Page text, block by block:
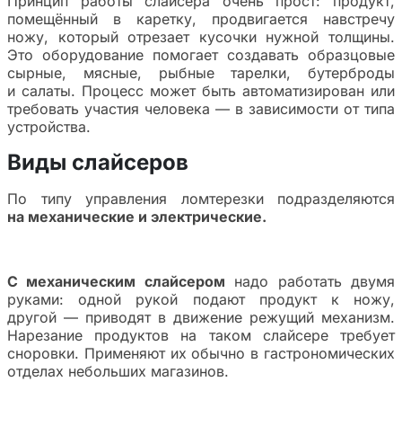
помещённый в каретку, продвигается навстречу
ножу, который отрезает кусочки нужной толщины.
Это оборудование помогает создавать образцовые
сырные, мясные, рыбные тарелки, бутерброды
и салаты. Процесс может быть автоматизирован или
требовать участия человека — в зависимости от типа
устройства.
Виды слайсеров
По типу управления ломтерезки подразделяются
на механические и электрические.
С механическим слайсером надо работать двумя
руками: одной рукой подают продукт к ножу,
другой — приводят в движение режущий механизм.
Нарезание продуктов на таком слайсере требует
сноровки. Применяют их обычно в гастрономических
отделах небольших магазинов.